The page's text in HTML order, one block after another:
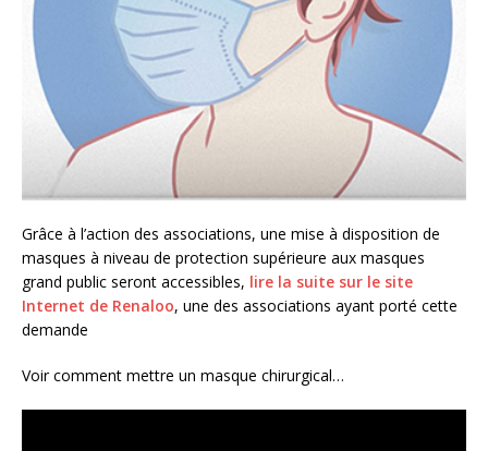
Grâce à l’action des associations, une mise à disposition de
masques à niveau de protection supérieure aux masques
grand public seront accessibles, lire la suite sur le site
Internet de Renaloo, une des associations ayant porté cette
demande
Voir comment mettre un masque chirurgical…